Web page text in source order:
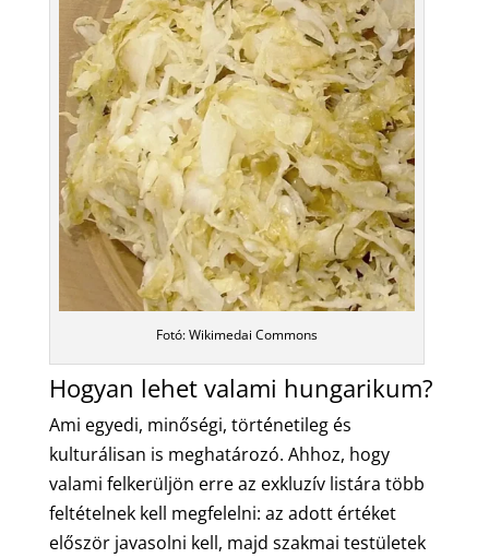
Fotó: Wikimedai Commons
Hogyan lehet valami hungarikum?
Ami egyedi, minőségi, történetileg és
kulturálisan is meghatározó. Ahhoz, hogy
valami felkerüljön erre az exkluzív listára több
feltételnek kell megfelelni: az adott értéket
először javasolni kell, majd szakmai testületek